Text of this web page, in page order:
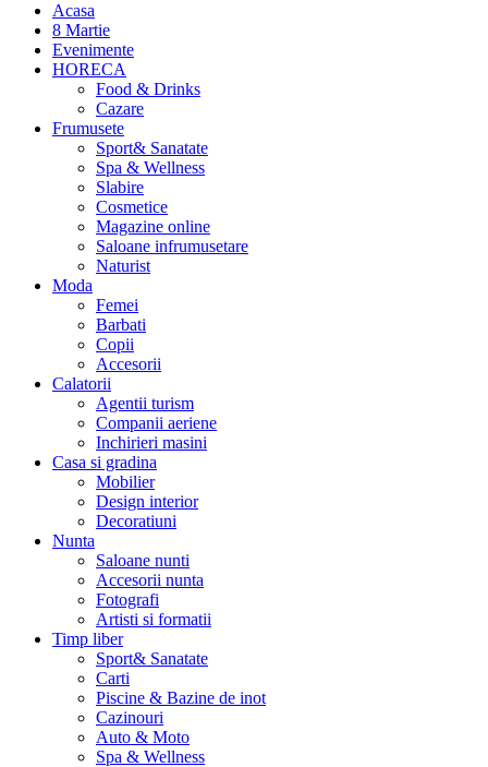
Acasa
8 Martie
Evenimente
HORECA
Food & Drinks
Cazare
Frumusete
Sport& Sanatate
Spa & Wellness
Slabire
Cosmetice
Magazine online
Saloane infrumusetare
Naturist
Moda
Femei
Barbati
Copii
Accesorii
Calatorii
Agentii turism
Companii aeriene
Inchirieri masini
Casa si gradina
Mobilier
Design interior
Decoratiuni
Nunta
Saloane nunti
Accesorii nunta
Fotografi
Artisti si formatii
Timp liber
Sport& Sanatate
Carti
Piscine & Bazine de inot
Cazinouri
Auto & Moto
Spa & Wellness